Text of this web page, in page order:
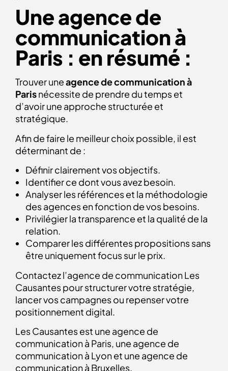
Une agence de
communication à
Paris : en résumé :
Trouver uneagence de communication à
Parisnécessite de prendre du temps et
d’avoir une approche structurée et
stratégique.
Afin de faire le meilleur choix possible, il est
déterminant de :
Définir clairement vos objectifs.
Identifier ce dont vous avez besoin.
Analyser les références et la méthodologie
des agences en fonction de vos besoins.
Privilégier la transparence et la qualité de la
relation.
Comparer les différentes propositions sans
être uniquement focus sur le prix.
Contactez l’agence de communication Les
Causantes pour structurer votre stratégie,
lancer vos campagnes ou repenser votre
positionnement digital.
Les Causantes est une agence de
communication à Paris, une agence de
communication à Lyon et une agence de
communication à Bruxelles.